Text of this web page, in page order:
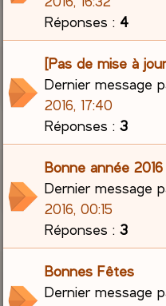
Réponses : 4
[Pas de mise à
Dernier message
2016, 17:40
Réponses :3
Bonne année 2016
Dernier message
2016, 00:15
Réponses :3
Bonnes Fêtes
Dernier message